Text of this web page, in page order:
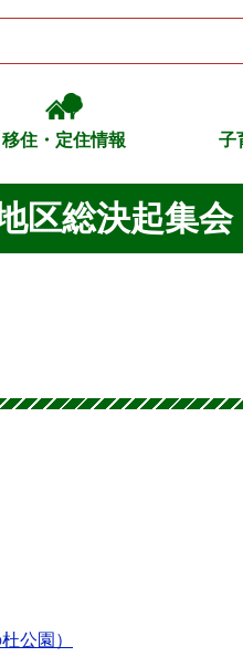
移住・定住情報 子
区総決起集会
公園）